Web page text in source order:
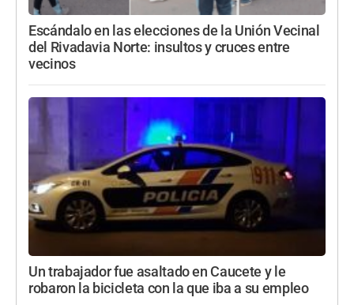
Escándalo en las elecciones de la Unión Vecinal
del Rivadavia Norte: insultos y cruces entre
vecinos
Un trabajador fue asaltado en Caucete y le
robaron la bicicleta con la que iba a su empleo